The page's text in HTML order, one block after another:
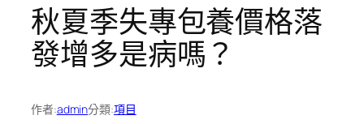
秋夏季失專包養價格落
發增多是病嗎？
作者:admin分類:項目